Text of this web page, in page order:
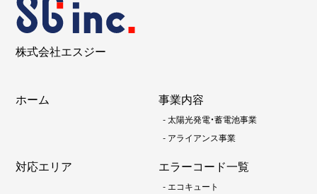
株式会社エスジー
ホーム 事業内容
-太陽光発電・蓄電池事業
- アライアンス事業
対応エリア エラーコード一覧
-エコキュート